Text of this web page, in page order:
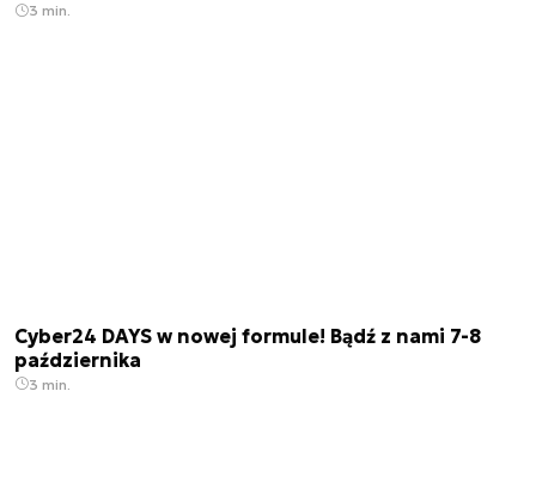
3 min.
Cyber24 DAYS w nowej formule! Bądź z nami 7-8
października
3 min.